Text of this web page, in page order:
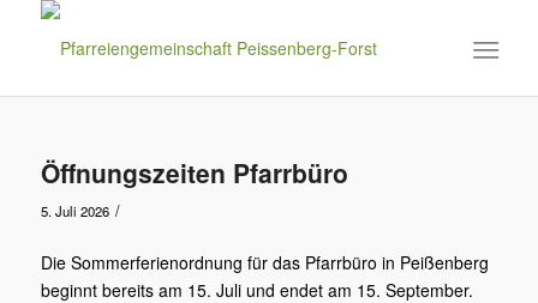
Öffnungszeiten Pfarrbüro
5. Juli 2026 /
Die Sommerferienordnung für das Pfarrbüro in Peißenberg
beginnt bereits am 15. Juli und endet am 15. September.